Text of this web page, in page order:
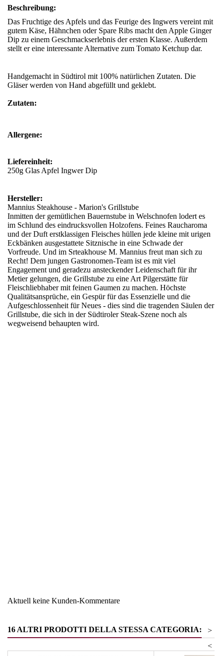
Beschreibung:
Das Fruchtige des Apfels und das Feurige des Ingwers vereint mit
gutem Käse, Hähnchen oder Spare Ribs macht den Apple Ginger
Dip zu einem Geschmackserlebnis der ersten Klasse. Außerdem
stellt er eine interessante Alternative zum Tomato Ketchup dar.
Handgemacht in Südtirol mit 100% natürlichen Zutaten. Die
Gläser werden von Hand abgefüllt und geklebt.
Zutaten:
Allergene:
Liefereinheit:
250g Glas Apfel Ingwer Dip
Hersteller:
Mannius Steakhouse - Marion's Grillstube
Inmitten der gemütlichen Bauernstube in Welschnofen lodert es
im Schlund des eindrucksvollen Holzofens. Feines Raucharoma
und der Duft erstklassigen Fleisches hüllen jede kleine mit urigen
Eckbänken ausgestattete Sitznische in eine Schwade der
Vorfreude. Und im Srteakhouse M. Mannius freut man sich zu
Recht! Dem jungen Gastronomen-Team ist es mit viel
Engagement und geradezu ansteckender Leidenschaft für ihr
Metier gelungen, die Grillstube zu eine Art Pilgerstätte für
Fleischliebhaber mit feinen Gaumen zu machen. Höchste
Qualitätsansprüche, ein Gespür für das Essenzielle und die
Aufgeschlossenheit für Neues - dies sind die tragenden Säulen der
Grillstube, die sich in der Südtiroler Steak-Szene noch als
wegweisend behaupten wird.
Aktuell keine Kunden-Kommentare
16 ALTRI PRODOTTI DELLA STESSA CATEGORIA:
>
<